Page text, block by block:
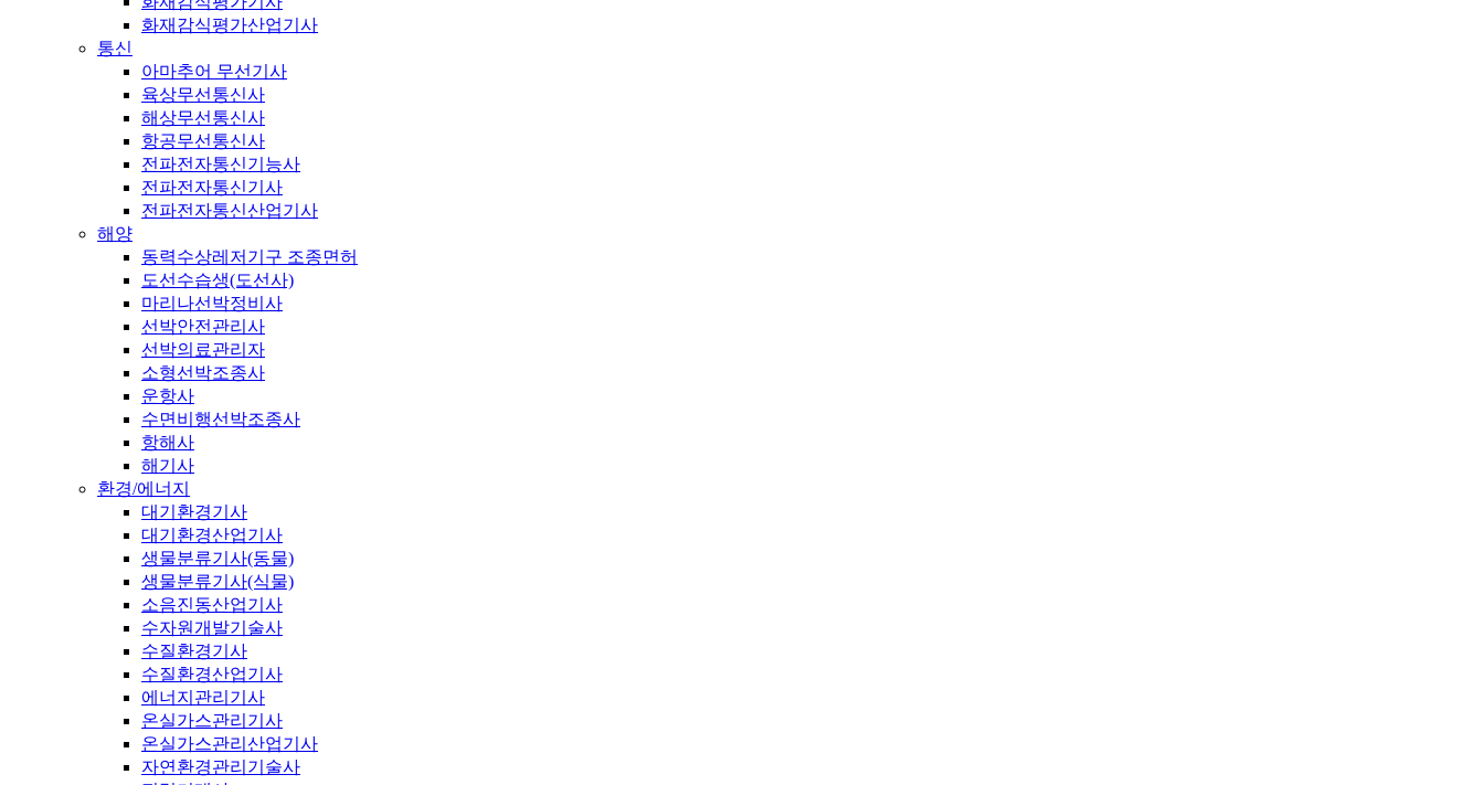
화재감식평가산업기사
통신
아마추어 무선기사
육상무선통신사
해상무선통신사
항공무선통신사
전파전자통신기능사
전파전자통신기사
전파전자통신산업기사
해양
동력수상레저기구 조종면허
도선수습생(도선사)
마리나선박정비사
선박안전관리사
선박의료관리자
소형선박조종사
운항사
수면비행선박조종사
항해사
해기사
환경/에너지
대기환경기사
대기환경산업기사
생물분류기사(동물)
생물분류기사(식물)
소음진동산업기사
수자원개발기술사
수질환경기사
수질환경산업기사
에너지관리기사
온실가스관리기사
온실가스관리산업기사
자연환경관리기술사